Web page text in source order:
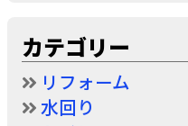
カテゴリー
リフォーム
水回り